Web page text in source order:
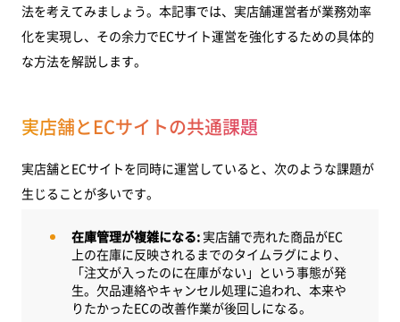
法を考えてみましょう。本記事では、実店舗運営者が業務効率
化を実現し、その余力でECサイト運営を強化するための具体的
な方法を解説します。
実店舗とECサイトの共通課題
実店舗とECサイトを同時に運営していると、次のような課題が
生じることが多いです。
在庫管理が複雑になる: 実店舗で売れた商品がEC
上の在庫に反映されるまでのタイムラグにより、
「注文が入ったのに在庫がない」という事態が発
生。欠品連絡やキャンセル処理に追われ、本来や
りたかったECの改善作業が後回しになる。